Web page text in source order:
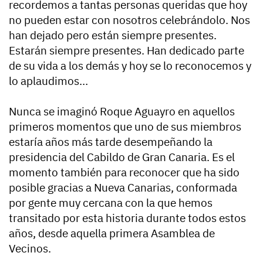
recordemos a tantas personas queridas que hoy
no pueden estar con nosotros celebrándolo. Nos
han dejado pero están siempre presentes.
Estarán siempre presentes. Han dedicado parte
de su vida a los demás y hoy se lo reconocemos y
lo aplaudimos…
Nunca se imaginó Roque Aguayro en aquellos
primeros momentos que uno de sus miembros
estaría años más tarde desempeñando la
presidencia del Cabildo de Gran Canaria. Es el
momento también para reconocer que ha sido
posible gracias a Nueva Canarias, conformada
por gente muy cercana con la que hemos
transitado por esta historia durante todos estos
años, desde aquella primera Asamblea de
Vecinos.